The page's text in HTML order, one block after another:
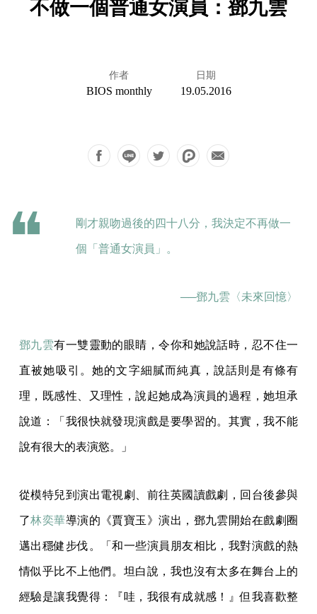
不做一個普通女演員：鄧九雲
作者
BIOS monthly
日期
19.05.2016
剛才親吻過後的四十八分，我決定不再做一
個「普通女演員」。
──鄧九雲 〈未來回憶〉
鄧九雲有一雙靈動的眼睛，令你和她說話時，忍不住一
直被她吸引。她的文字細膩而純真，說話則是有條有
理，既感性、又理性，說起她成為演員的過程，她坦承
說道：「我很快就發現演戲是要學習的。其實，我不能
說有很大的表演慾。」
從模特兒到演出電視劇、前往英國讀戲劇，回台後參與
了林奕華導演的《賈寶玉》演出，鄧九雲開始在戲劇圈
邁出穩健步伐。「和一些演員朋友相比，我對演戲的熱
情似乎比不上他們。坦白說，我也沒有太多在舞台上的
經驗是讓我覺得：『哇，我很有成就感！』但我喜歡整